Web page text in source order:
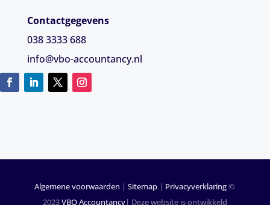
Contactgegevens
038 3333 688
info@vbo-accountancy.nl
Algemene voorwaarden |Sitemap | Privacyverklaring©
2023VBO Accountancy| Deze website is ontwikkeld